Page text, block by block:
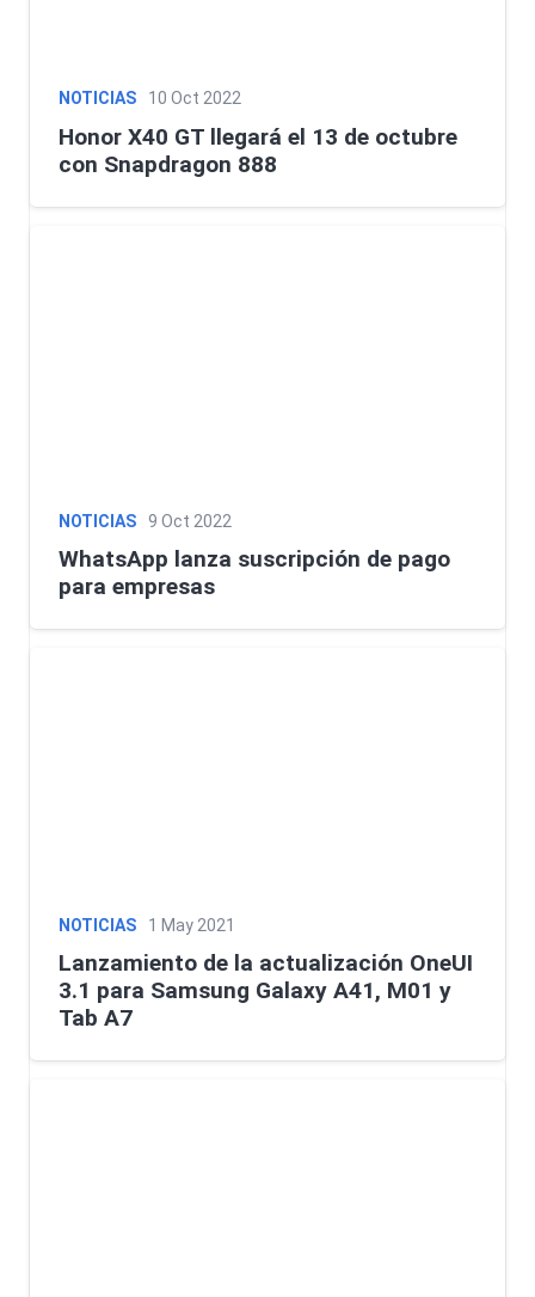
NOTICIAS 10 Oct 2022
Honor X40 GT llegará el 13 de octubre
con Snapdragon 888
NOTICIAS 9 Oct 2022
WhatsApp lanza suscripción de pago
para empresas
NOTICIAS 1 May 2021
Lanzamiento de la actualización OneUI
3.1 para Samsung Galaxy A41, M01 y
Tab A7